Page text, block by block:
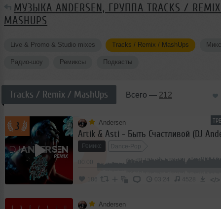
МУЗЫКА ANDERSEN, ГРУППА TRACKS /
MASHUPS
Live & Promo & Studio mixes Tracks / Remix / MashUps
Радио-шоу Ремиксы Подкасты
Tracks / Remix / MashUps Всего — 212
3 Andersen
Artik & Asti - Быть Счастливой (DJ
Ремикс Dance-Pop
186 03:24 4528 </>
Andersen